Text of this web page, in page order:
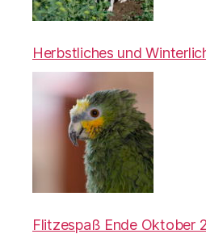
Herbstliches und
Flitzespaß Ende Oktober